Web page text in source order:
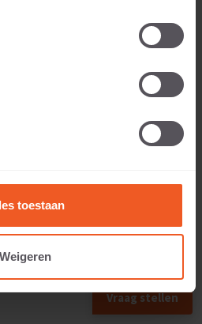
toestaan
Weigeren
Vraag stellen